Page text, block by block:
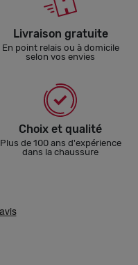
Livraison gratuite
En point relais ou à domicile
selon vos envies
Choix et qualité
Plus de 100 ans d'expérience
dans la chaussure